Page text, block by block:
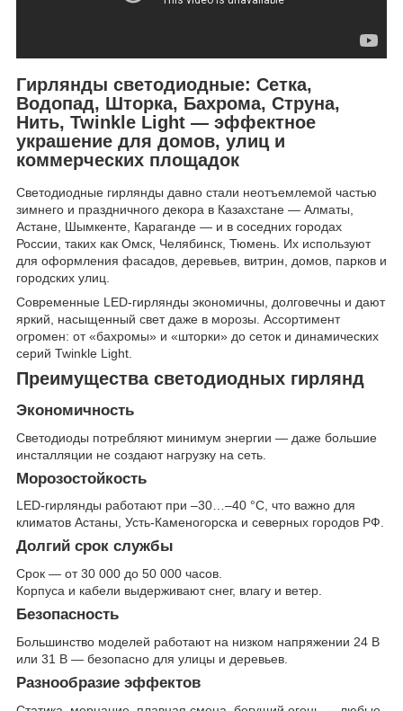
Гирлянды светодиодные: Сетка,
Водопад, Шторка, Бахрома, Струна,
Нить, Twinkle Light — эффектное
украшение для домов, улиц и
коммерческих площадок
Светодиодные гирлянды давно стали неотъемлемой частью
зимнего и праздничного декора в Казахстане — Алматы,
Астане, Шымкенте, Караганде — и в соседних городах
России, таких как Омск, Челябинск, Тюмень. Их используют
для оформления фасадов, деревьев, витрин, домов, парков и
городских улиц.
Современные LED-гирлянды экономичны, долговечны и дают
яркий, насыщенный свет даже в морозы. Ассортимент
огромен: от «бахромы» и «шторки» до сеток и динамических
серий Twinkle Light.
Преимущества светодиодных гирлянд
Экономичность
Светодиоды потребляют минимум энергии — даже большие
инсталляции не создают нагрузку на сеть.
Морозостойкость
LED-гирлянды работают при –30…–40 °C, что важно для
климатов Астаны, Усть-Каменогорска и северных городов РФ.
Долгий срок службы
Срок — от 30 000 до 50 000 часов.
Корпуса и кабели выдерживают снег, влагу и ветер.
Безопасность
Большинство моделей работают на низком напряжении 24 В
или 31 В — безопасно для улицы и деревьев.
Разнообразие эффектов